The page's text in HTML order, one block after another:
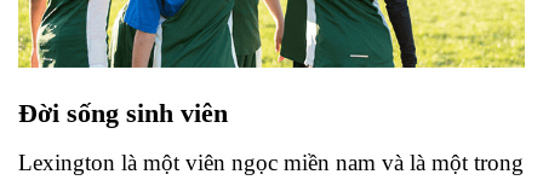
Đời sống sinh viên
Lexington là một viên ngọc miền nam và là một trong